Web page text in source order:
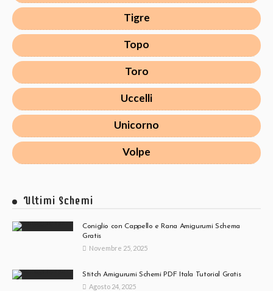
Tigre
Topo
Toro
Uccelli
Unicorno
Volpe
Ultimi Schemi
Coniglio con Cappello e Rana Amigurumi Schema
Gratis
Novembre 25, 2025
Stitch Amigurumi Schemi PDF Itala Tutorial Gratis
Agosto 24, 2025